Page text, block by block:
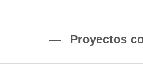
Proyectos